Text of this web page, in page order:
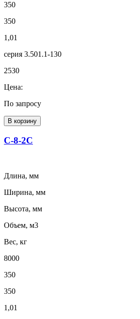
350
350
1,01
серия 3.501.1-130
2530
Цена:
По запросу
В корзину
С-8-2С
Длина, мм
Ширина, мм
Высота, мм
Объем, м3
Вес, кг
8000
350
350
1,01